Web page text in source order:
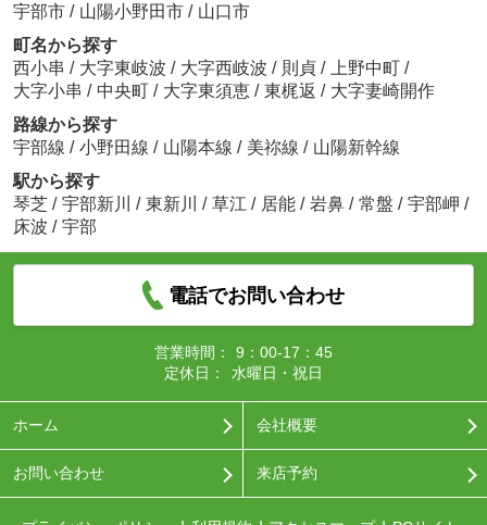
宇部市 / 山陽小野田市 / 山口市
町名から探す
西小串 / 大字東岐波 / 大字西岐波 / 則貞 / 上野中町 /
大字小串 / 中央町 / 大字東須恵 / 東梶返 / 大字妻崎開作
路線から探す
宇部線 / 小野田線 / 山陽本線 / 美祢線 / 山陽新幹線
駅から探す
琴芝 / 宇部新川 / 東新川 / 草江 / 居能 / 岩鼻 / 常盤 / 宇部岬 /
床波 / 宇部
電話でお問い合わせ
営業時間：
9：00-17：45
定休日：
水曜日・祝日
ホーム 会社概要
お問い合わせ 来店予約